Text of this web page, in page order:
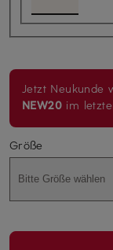
Jetzt Neukunde
NEW20 im
Größe
Bitte Größe wählen